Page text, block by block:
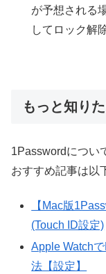
が予想される
してロック解
もっと知り
1Passwordについ
おすすめ記事は以
【Mac版
(Touch ID設定)
Apple Watch
法【設定】